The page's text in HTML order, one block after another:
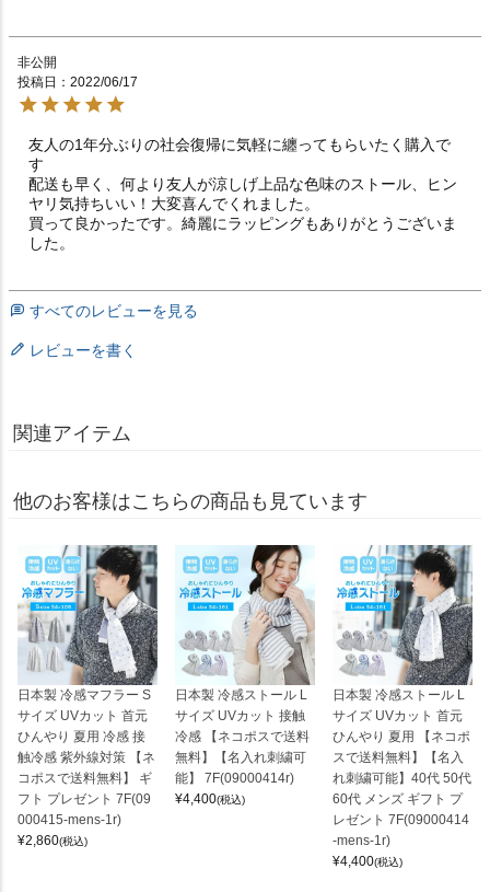
非公開
投稿日
2022/06/17
友人の1年分ぶりの社会復帰に気軽に纏ってもらいたく購入で
す
配送も早く、何より友人が涼しげ上品な色味のストール、ヒン
ヤリ気持ちいい！大変喜んでくれました。
買って良かったです。綺麗にラッピングもありがとうございま
した。
すべてのレビューを見る
レビューを書く
関連アイテム
他のお客様はこちらの商品も見ています
日本製 冷感マフラー S
サイズ UVカット 首元
ひんやり 夏用 冷感 接
触冷感 紫外線対策 【ネ
コポスで送料無料】 ギ
フト プレゼント 7F(09
000415-mens-1r)
¥2,860(税込)
日本製 冷感ストール L
サイズ UVカット 接触
冷感 【ネコポスで送料
無料】【名入れ刺繍可
能】 7F(09000414r)
¥4,400(税込)
日本製 冷感ストール L
サイズ UVカット 首元
ひんやり 夏用 【ネコポ
スで送料無料】【名入
れ刺繍可能】40代 50代
60代 メンズ ギフト プ
レゼント 7F(09000414
-mens-1r)
¥4,400(税込)